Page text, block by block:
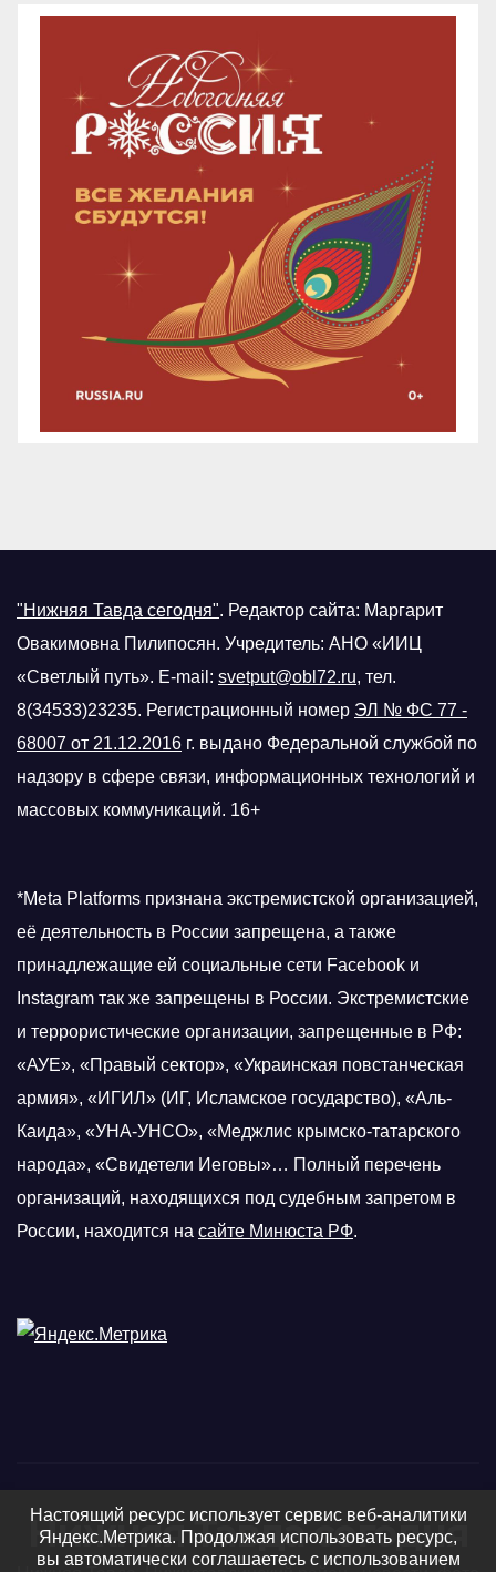
"Нижняя Тавда сегодня". Редактор сайта: Маргарит
Овакимовна Пилипосян. Учредитель: АНО «ИИЦ
«Светлый путь». E-mail: svetput@obl72.ru, тел.
8(34533)23235. Регистрационный номер ЭЛ № ФС 77 -
68007 от 21.12.2016 г. выдано Федеральной службой по
надзору в сфере связи, информационных технологий и
массовых коммуникаций. 16+
*Meta Platforms признана экстремистской организацией,
её деятельность в России запрещена, а также
принадлежащие ей социальные сети Facebook и
Instagram так же запрещены в России. Экстремистские
и террористические организации, запрещенные в РФ:
«АУЕ», «Правый сектор», «Украинская повстанческая
армия», «ИГИЛ» (ИГ, Исламское государство), «Аль-
Каида», «УНА-УНСО», «Меджлис крымско-татарского
народа», «Свидетели Иеговы»… Полный перечень
организаций, находящихся под судебным запретом в
России, находится на сайте Минюста РФ.
Нижняя Тавда сегодня
Настоящий ресурс использует сервис веб-аналитики
Яндекс.Метрика. Продолжая использовать ресурс,
вы автоматически соглашаетесь с использованием